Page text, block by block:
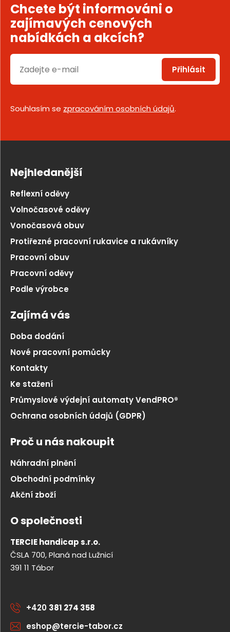
Chcete být informováni o
zajímavých cenových
nabídkách a akcích?
Přihlásit
Souhlasím se zpracováním osobních údajů.
Nejhledanější
Reflexní oděvy
Volnočasové oděvy
Vonočasová obuv
Protiřezné pracovní rukavice a rukávníky
Pracovní obuv
Pracovní oděvy
Podle výrobce
Zajímá vás
Doba dodání
Nové pracovní pomůcky
Kontakty
Ke stažení
Průmyslové výdejní automaty VendPRO®
Ochrana osobních údajů (GDPR)
Proč u nás nakoupit
Náhradní plnění
Obchodní podmínky
Akční zboží
O společnosti
TERCIE handicap s.r.o.
ČSLA 700, Planá nad Lužnicí
391 11 Tábor
+420 381 274 358
eshop@tercie-tabor.cz